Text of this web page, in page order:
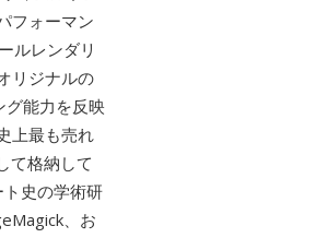
フォーマン
ルレンダリ
リジナルの
グ能力を反映
上最も売れ
て格納して
史の学術研
、お